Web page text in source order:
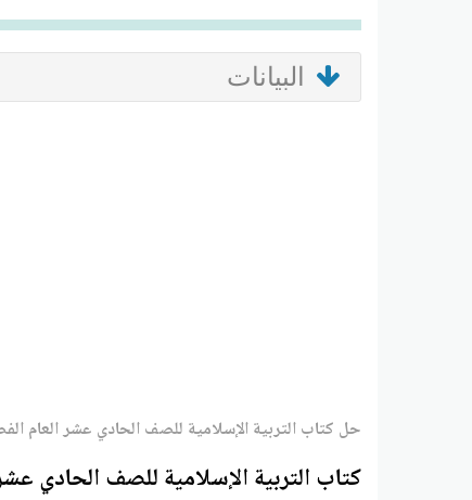
البيانات
حل كتاب التربية الإسلامية للصف الحادي عشر
كتاب التربية الإسلامية للصف الحادي